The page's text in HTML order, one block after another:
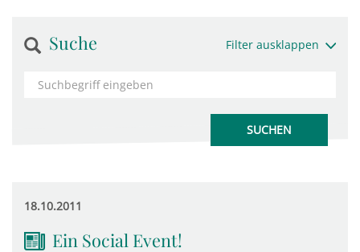
Suche Filter ausklappen
18.10.2011
Ein Social Event!